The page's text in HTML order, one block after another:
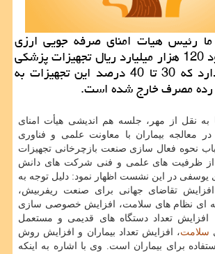
رئیس هیات امنای صرفه جویی ارزی
اظهار داشت: حدود 120 هزار میلیارد ریال تجهیزات پزشكی
در كشور وجود دارد كه 30 تا 40 درصد این تجهیزات به
رده مصرف خارج شده است.
نقل از مهر، جلسه هم اندیشی هیأت امنای
معالجه بیماران با معاونت علمی و فناوری
نحوه فعال سازی صنعت بازچرخانی تجهیزات
از ظرفیت های علمی و فنی شركت های دانش
یوسفی در این نشست اظهار نمود: دلیل توجه به
تقاضای جهانی برای صنعت ریفربیش،
ای نظام های سلامت، افزایش خصوصی سازی
تعداد دستگاه های قدیمی و مستعمل
سلامت، افزایش تعداد بیماران و افزایش روش
برای بیماران است. وی با اشاره به اینكه